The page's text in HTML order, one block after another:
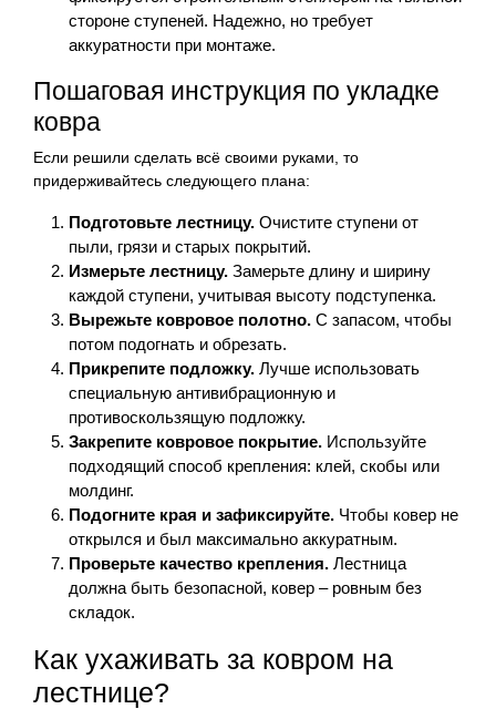
стороне ступеней. Надежно, но требует
аккуратности при монтаже.
Пошаговая инструкция по укладке
ковра
Если решили сделать всё своими руками, то
придерживайтесь следующего плана:
Подготовьте лестницу. Очистите ступени от
пыли, грязи и старых покрытий.
Измерьте лестницу. Замерьте длину и ширину
каждой ступени, учитывая высоту подступенка.
Вырежьте ковровое полотно. С запасом, чтобы
потом подогнать и обрезать.
Прикрепите подложку. Лучше использовать
специальную антивибрационную и
противоскользящую подложку.
Закрепите ковровое покрытие. Используйте
подходящий способ крепления: клей, скобы или
молдинг.
Подогните края и зафиксируйте. Чтобы ковер не
открылся и был максимально аккуратным.
Проверьте качество крепления. Лестница
должна быть безопасной, ковер – ровным без
складок.
Как ухаживать за ковром на
лестнице?